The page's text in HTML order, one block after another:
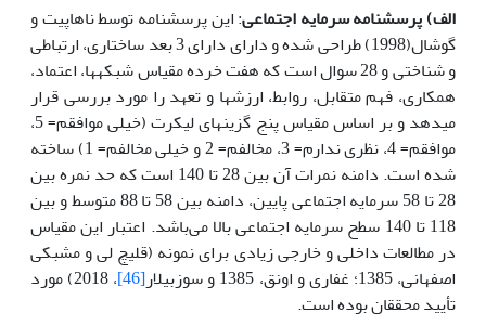
الف) پرسشنامه سرمایه اجتماعی: این پرسشنامه توسط ناهاپیت و
گوشال(1998) طراحی شده و دارای دارای 3 بعد ساختاری، ارتباطی
و شناختی و 28 سوال است که هفت خرده مقیاس شبکه­ها، اعتماد،
همکاری، فهم متقابل، روابط، ارزش­ها و تعهد را مورد بررسی قرار
می­دهد و بر اساس مقیاس پنج گزینه­ای لیکرت (خیلی موافقم= 5،
موافقم= 4، نظری ندارم= 3، مخالفم= 2 و خیلی مخالفم= 1) ساخته
شده است. دامنه نمرات آن بین 28 تا 140 است که حد نمره بین
28 تا 58 سرمایه اجتماعی پایین، دامنه بین 58 تا 88 متوسط و بین
118 تا 140 سطح سرمایه اجتماعی بالا می‌باشد. اعتبار این مقیاس
در مطالعات داخلی و خارجی زیادی برای نمونه (قلیچ لی و مشبکی
اصفهانی، 1385؛ غفاری و اونق، 1385 و سوزبیلار
[46]
، 2018) مورد
تأیید محققان بوده است.